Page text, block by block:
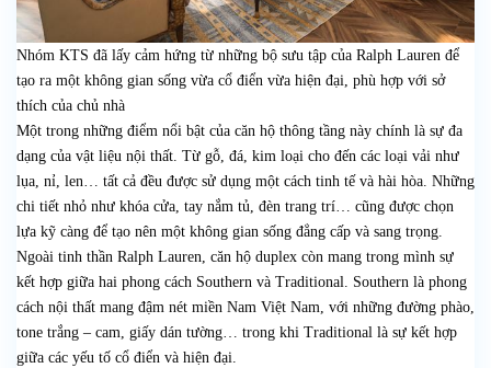
Nhóm KTS đã lấy cảm hứng từ những bộ sưu tập của Ralph Lauren để
tạo ra một không gian sống vừa cổ điển vừa hiện đại, phù hợp với sở
thích của chủ nhà
Một trong những điểm nổi bật của căn hộ thông tầng này chính là sự đa
dạng của vật liệu nội thất. Từ gỗ, đá, kim loại cho đến các loại vải như
lụa, nỉ, len… tất cả đều được sử dụng một cách tinh tế và hài hòa. Những
chi tiết nhỏ như khóa cửa, tay nắm tủ, đèn trang trí… cũng được chọn
lựa kỹ càng để tạo nên một không gian sống đẳng cấp và sang trọng.
Ngoài tinh thần Ralph Lauren, căn hộ duplex còn mang trong mình sự
kết hợp giữa hai phong cách Southern và Traditional. Southern là phong
cách nội thất mang đậm nét miền Nam Việt Nam, với những đường phào,
tone trắng – cam, giấy dán tường… trong khi Traditional là sự kết hợp
giữa các yếu tố cổ điển và hiện đại.